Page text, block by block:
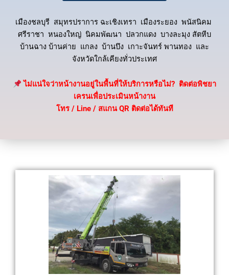
เมืองชลบุรี สมุทรปราการ ฉะเชิงเทรา เมืองระยอง พนัสนิคม
ศรีราชา หนองใหญ่ นิคมพัฒนา ปลวกแดง บางละมุง สัตหีบ
บ้านฉาง บ้านค่าย แกลง บ้านบึง เกาะจันทร์ พานทอง และ
จังหวัดใกล้เคียงทั่วประเทศ
ไม่แน่ใจว่าหน้างานอยู่ในพื้นที่ให้บริการหรือไม่? ติดต่อพิชยา
เครนเพื่อประเมินหน้างาน
โทร / Line / สแกน QR ติดต่อได้ทันที